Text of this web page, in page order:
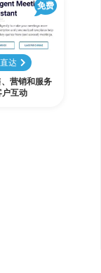
免费
达
营销和服务
户互动